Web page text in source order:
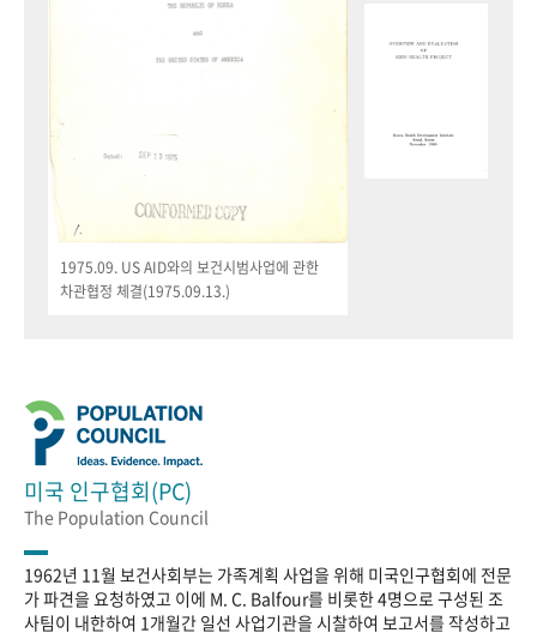
1975.09. US AID와의 보건시범사업에 관한
차관협정 체결(1975.09.13.)
미국 인구협회(PC)
The Population Council
1962년 11월 보건사회부는 가족계획 사업을 위해 미국인구협회에 전문
가 파견을 요청하였고 이에 M. C. Balfour를 비롯한 4명으로 구성된 조
사팀이 내한하여 1개월간 일선 사업기관을 시찰하여 보고서를 작성하고